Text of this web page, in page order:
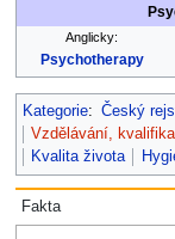
Anglicky:
Psychotherapy
Kategorie: Český
Vzdělávání,
Kvalita života
Fakta